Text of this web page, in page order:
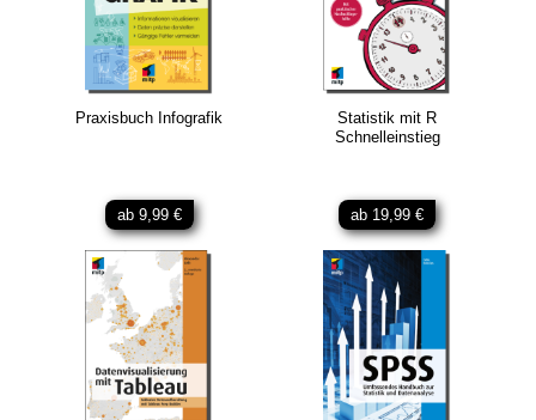
Praxisbuch Infografik
ab 9,99 €
Statistik mit R
Schnelleinstieg
ab 19,99 €